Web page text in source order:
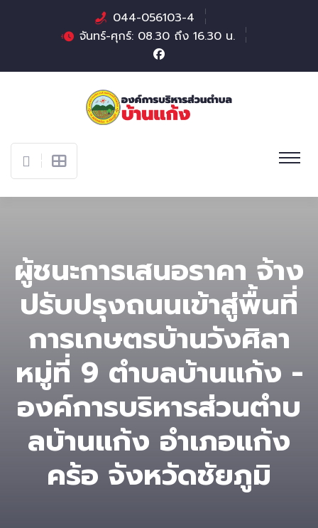
044-056103-4
จันทร์-ศุกร์: 08.30 ถึง 16.30 น.
ผู้ชนะการเสนอราคา จ้าง
ปรับปรุงถนนเข้าสู่พื้นที่
การเกษตรบ้านวังศิลา
หมู่ที่ 9 ตำบลบ้านแก้ง -
องค์การบริหารส่วนตําบ
ลบ้านแก้ง อำเภอแก้ง
คร้อ จังหวัดชัยภูมิ